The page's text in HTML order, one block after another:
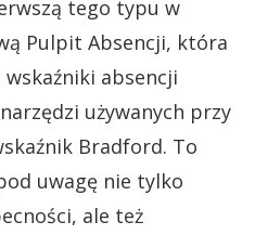
tego typu w
Pulpit Absencji, która
absencji
używanych przy
Bradford. To
uwagę nie tylko
ale też